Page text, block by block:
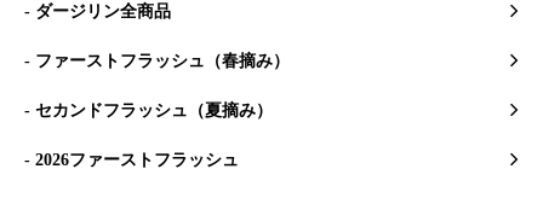
- ダージリン全商品
- ファーストフラッシュ（春摘み）
- セカンドフラッシュ（夏摘み）
- 2026ファーストフラッシュ